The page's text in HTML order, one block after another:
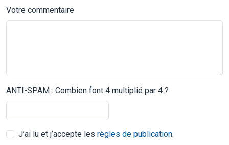
Votre commentaire
ANTI-SPAM : Combien font 4 multiplié par 4 ?
J’ai lu et j’accepte les règles de publication.